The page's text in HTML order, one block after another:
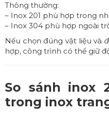
Thông thường:
– Inox 201 phù hợp trong
– Inox 304 phù hợp ngoài
Nếu chọn đúng vật liệu và
hợp, công trình có thể giữ
So sánh inox
trong inox